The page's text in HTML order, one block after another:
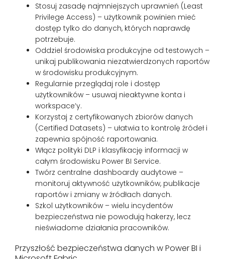
Stosuj zasadę najmniejszych uprawnień (Least
Privilege Access) – użytkownik powinien mieć
dostęp tylko do danych, których naprawdę
potrzebuje.
Oddziel środowiska produkcyjne od testowych –
unikaj publikowania niezatwierdzonych raportów
w środowisku produkcyjnym.
Regularnie przeglądaj role i dostęp
użytkowników – usuwaj nieaktywne konta i
workspace’y.
Korzystaj z certyfikowanych zbiorów danych
(Certified Datasets) – ułatwia to kontrolę źródeł i
zapewnia spójność raportowania.
Włącz polityki DLP i klasyfikację informacji w
całym środowisku Power BI Service.
Twórz centralne dashboardy audytowe –
monitoruj aktywność użytkowników, publikacje
raportów i zmiany w źródłach danych.
Szkol użytkowników – wielu incydentów
bezpieczeństwa nie powodują hakerzy, lecz
nieświadome działania pracowników.
Przyszłość bezpieczeństwa danych w Power BI i